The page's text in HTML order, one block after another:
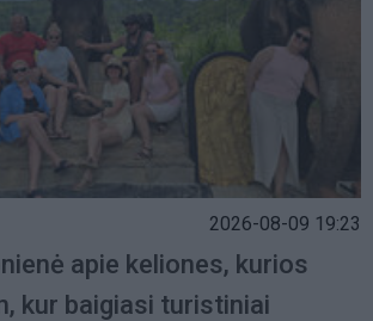
2026-08-09 19:23
apie keliones, kurios
kur baigiasi turistiniai